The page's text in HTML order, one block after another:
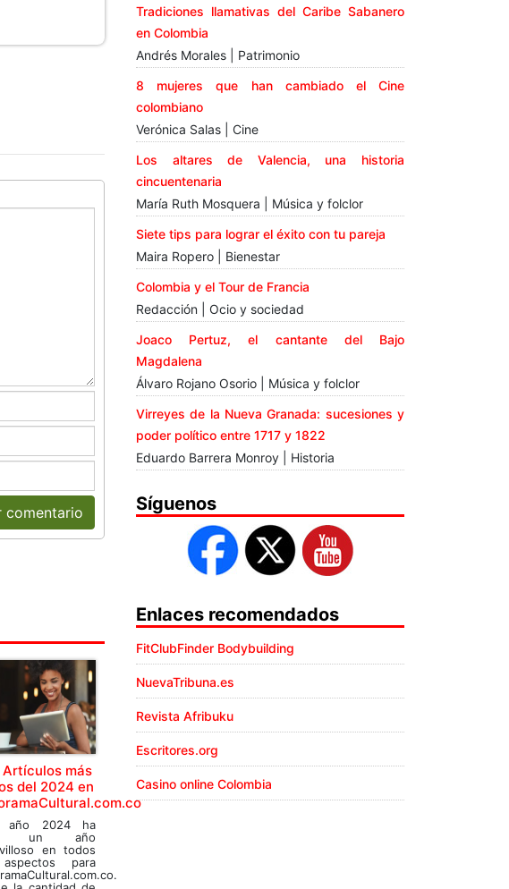
comentario
Artículos más
del 2024 en
año 2024 ha
un año
en todos
para
Tradiciones llamativas del Caribe Sabanero
en Colombia
Andrés Morales | Patrimonio
8 mujeres que han cambiado el Cine
colombiano
Verónica Salas | Cine
Los altares de Valencia, una historia
cincuentenaria
María Ruth Mosquera | Música y folclor
Siete tips para lograr el éxito con tu pareja
Maira Ropero | Bienestar
Colombia y el Tour de Francia
Redacción | Ocio y sociedad
Joaco Pertuz, el cantante del Bajo
Magdalena
Álvaro Rojano Osorio | Música y folclor
Virreyes de la Nueva Granada: sucesiones y
poder político entre 1717 y 1822
Eduardo Barrera Monroy | Historia
Síguenos
Enlaces recomendados
FitClubFinder Bodybuilding
NuevaTribuna.es
Revista Afribuku
Escritores.org
Casino online Colombia